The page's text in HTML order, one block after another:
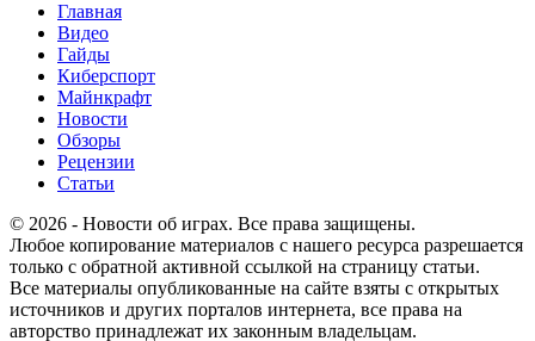
Главная
Видео
Гайды
Киберспорт
Майнкрафт
Новости
Обзоры
Рецензии
Статьи
© 2026 - Новости об играх. Все права защищены.
Любое копирование материалов с нашего ресурса разрешается
только с обратной активной ссылкой на страницу статьи.
Все материалы опубликованные на сайте взяты с открытых
источников и других порталов интернета, все права на
авторство принадлежат их законным владельцам.